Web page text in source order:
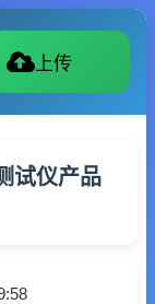
上传
试仪产品